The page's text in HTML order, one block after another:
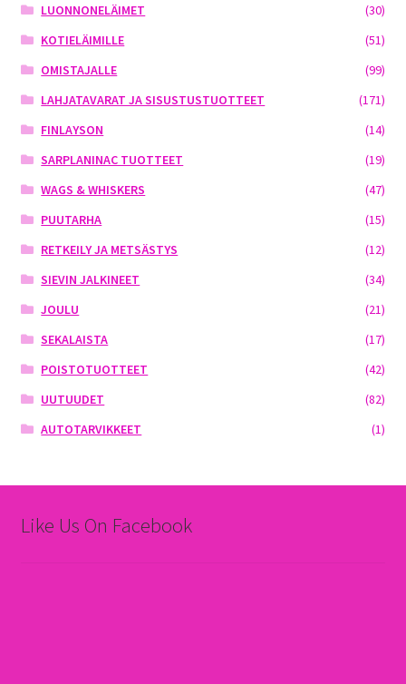
LUONNONELÄIMET
(30)
KOTIELÄIMILLE
(51)
OMISTAJALLE
(99)
LAHJATAVARAT JA SISUSTUSTUOTTEET
(171)
FINLAYSON
(14)
SARPLANINAC TUOTTEET
(19)
WAGS & WHISKERS
(47)
PUUTARHA
(15)
RETKEILY JA METSÄSTYS
(12)
SIEVIN JALKINEET
(34)
JOULU
(21)
SEKALAISTA
(17)
POISTOTUOTTEET
(42)
UUTUUDET
(82)
AUTOTARVIKKEET
(1)
Like Us On Facebook